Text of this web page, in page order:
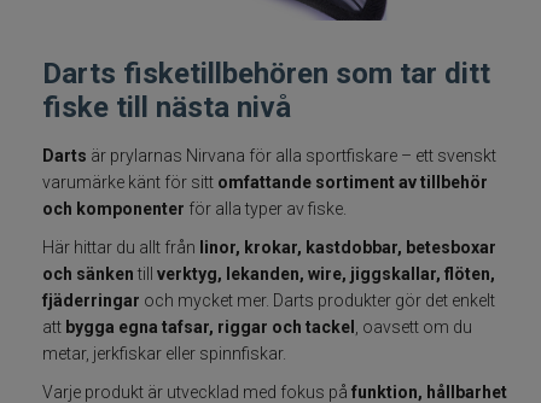
Småplock
Tillbehör
Flugbindning
Flugfiske
Vinterfiske
Darts fisketillbehören som tar ditt
fiske till nästa nivå
Darts är prylarnas Nirvana för alla sportfiskare – ett svenskt
varumärke känt för sitt omfattande sortiment av tillbehör
och komponenter för alla typer av fiske.
Här hittar du allt från linor, krokar, kastdobbar, betesboxar
och sänken till verktyg, lekanden, wire, jiggskallar, flöten,
fjäderringar och mycket mer. Darts produkter gör det enkelt
att bygga egna tafsar, riggar och tackel , oavsett om du
metar, jerkfiskar eller spinnfiskar.
Varje produkt är utvecklad med fokus på funktion, hållbarhet